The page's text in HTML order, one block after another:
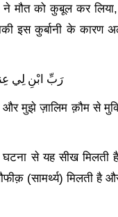
ने मौत को कुबूल कर लिया
इस कुर्बानी के कारण
رَبِّ ابْنِ لِي
मुझे ज़ालिम क़ौम से
से यह सीख मिलती है
(सामर्थ्य) मिलती है